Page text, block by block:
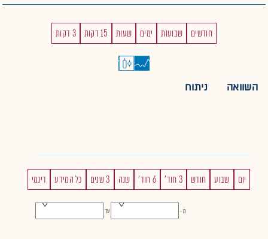
חודשים שבועות ימים שעות 15 דקות 3 דקות
השוואה ניתוח
יום שבוע חודש 3 חוד' 6 חוד' שנה 3 שנים כל המידע דינמי
מ - עד